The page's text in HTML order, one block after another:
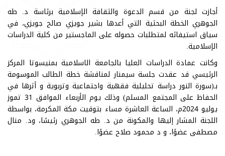
أجازت لجنة من قسم الدعوة والثقافة الإسلامية برئاسة د. طه
الجوهري الخطة البحثية التي أعدها بشير جويزي صالح جويزي، في
سياق استيفائه لمتطلبات حصوله على الماجستير من كلية الدراسات
الإسلامية.
وكانت عمادة الدراسات العليا بالجامعة الاسلامية بمنيسوتا المركز
الرئيسي قد عقدت جلسة سيمنار لمناقشة خطة الطالب الموسومة
بـ(سورة النور دراسة تحليلية فقهية واجتماعية وتربوية و أثرها في
الحفاظ على المجتمع المسلم) وذلك يوم الأربعاء الموافق 31 تموز
يوليو 2024م، الساعة العاشرة مساء بتوقيت مكة المكرمة، بواسطة
اللجنة المشار إليها والمكونة من د. طه الجوهري رئيسًا، ود. منال
مصطفى عضوًا، و د محمود صلاح عضوًا.